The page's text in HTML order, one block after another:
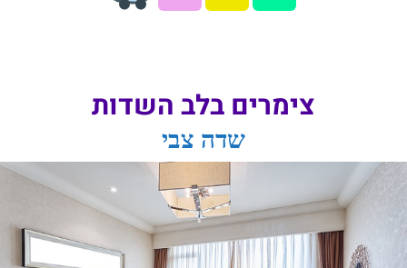
צימרים בלב השדות
שדה צבי